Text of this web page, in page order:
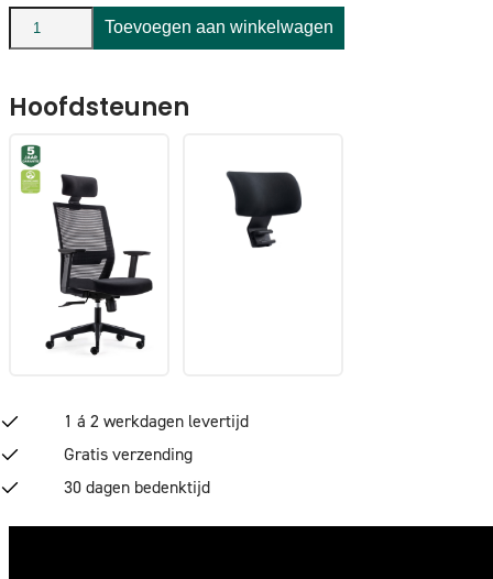
BENS
851-
2
Zwart
aantal
Toevoegen aan winkelwagen
Hoofdsteunen
1 á 2 werkdagen levertijd
Gratis verzending
30 dagen bedenktijd